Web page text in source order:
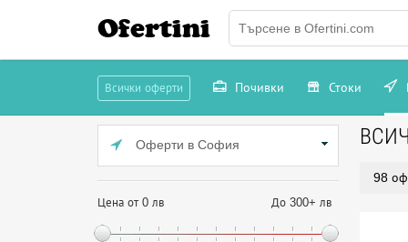
Ofertini
Всички оферти Почивки Стоки
Оферти в София
Цена от 0 лв До 300+ лв
98